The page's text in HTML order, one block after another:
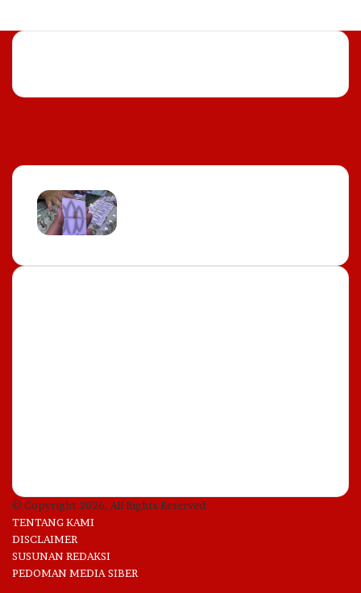
© Copyright 2026, All Rights Reserved
TENTANG KAMI
DISCLAIMER
SUSUNAN REDAKSI
PEDOMAN MEDIA SIBER